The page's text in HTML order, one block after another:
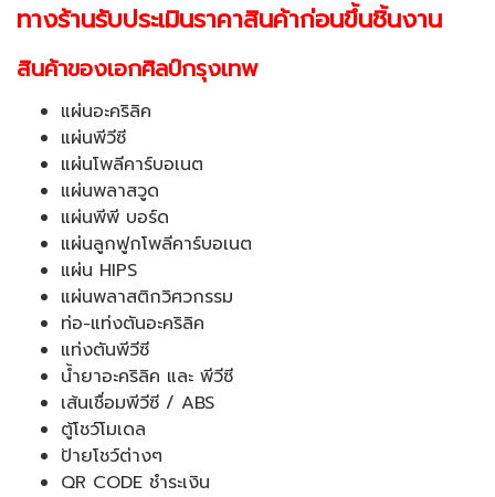
ทางร้านรับประเมินราคาสินค้าก่อนขึ้นชิ้นงาน
สินค้าของเอกศิลป์กรุงเทพ
แผ่นอะคริลิค
แผ่นพีวีซี
แผ่นโพลีคาร์บอเนต
แผ่นพลาสวูด
แผ่นพีพี บอร์ด
แผ่นลูกฟูกโพลีคาร์บอเนต
แผ่น HIPS
แผ่นพลาสติกวิศวกรรม
ท่อ-แท่งตันอะคริลิค
แท่งตันพีวีซี
น้ำยาอะคริลิค และ พีวีซี
เส้นเชื่อมพีวีซี / ABS
ตู้โชว์โมเดล
ป้ายโชว์ต่างๆ
QR CODE ชำระเงิน